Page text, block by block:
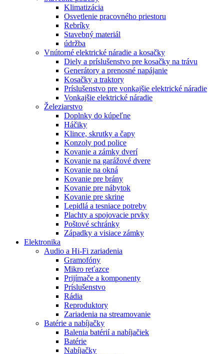
Klimatizácia
Osvetlenie pracovného priestoru
Rebríky
Stavebný materiál
údržba
Vnútorné elektrické náradie a kosačky
Diely a príslušenstvo pre kosačky na trávu
Generátory a prenosné napájanie
Kosačky a traktory
Príslušenstvo pre vonkajšie elektrické náradie
Vonkajšie elektrické náradie
Železiarstvo
Doplnky do kúpeľne
Háčiky
Klince, skrutky a čapy
Konzoly pod police
Kovanie a zámky dverí
Kovanie na garážové dvere
Kovanie na okná
Kovanie pre brány
Kovanie pre nábytok
Kovanie pre skrine
Lepidlá a tesniace potreby
Plachty a spojovacie prvky
Poštové schránky
Západky a visiace zámky
Elektronika
Audio a Hi-Fi zariadenia
Gramofóny
Mikro reťazce
Prijímače a komponenty
Príslušenstvo
Rádia
Reproduktory
Zariadenia na streamovanie
Batérie a nabíjačky
Balenia batérií a nabíjačiek
Batérie
Nabíjačky